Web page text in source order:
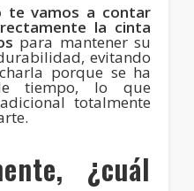
te vamos a contar
la cinta
para mantener su
evitando
porque se ha
tiempo, lo que
totalmente
¿cuál